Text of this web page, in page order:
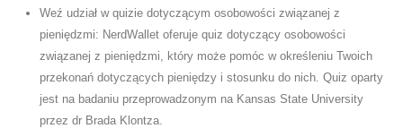
Weź udział w quizie dotyczącym osobowości związanej z
pieniędzmi: NerdWallet oferuje quiz dotyczący osobowości
związanej z pieniędzmi, który może pomóc w określeniu Twoich
przekonań dotyczących pieniędzy i stosunku do nich. Quiz oparty
jest na badaniu przeprowadzonym na Kansas State University
przez dr Brada Klontza.